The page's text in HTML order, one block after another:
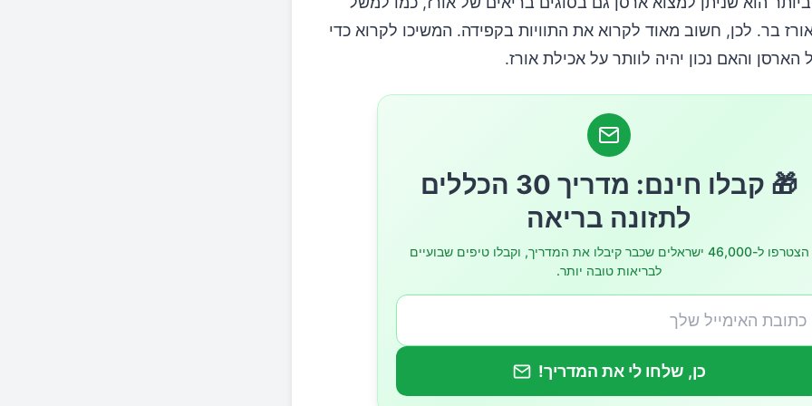
יכול להשפיע על הבריאות?
להוציא לחלוטין את הארסן מהאורז?
בר. לכן, חשוב מאוד לקרוא את התוויות בקפידה. המשיכו לקרוא כדי
הארסן והאם נכון יהיה לוותר על אכילת אורז.
🎁 קבלו חינם: מדריך 30 הכללים
לתזונה בריאה
הצטרפו ל-46,000 ישראלים שכבר קיבלו את המדריך, וקבלו טיפים שבועיים
לבריאות טובה יותר.
כן, שלחו לי את המדריך!